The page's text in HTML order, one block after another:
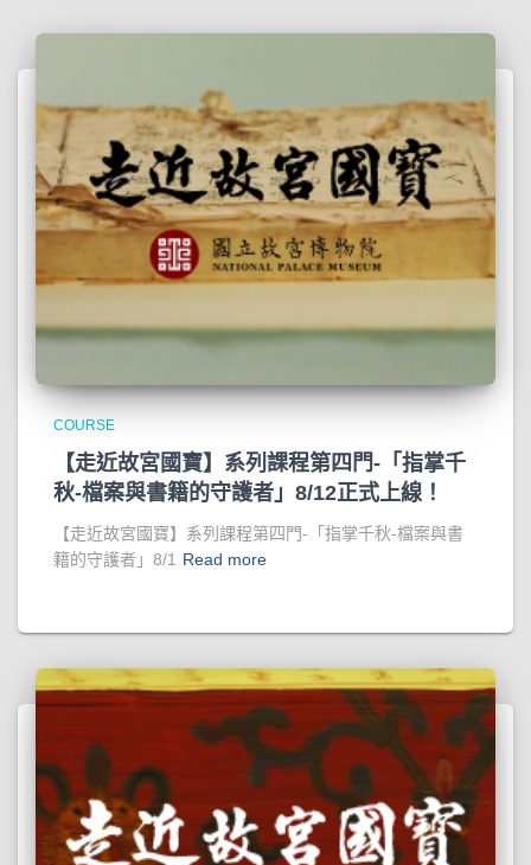
COURSE
【走近故宮國寶】系列課程第四門-「指掌千
秋-檔案與書籍的守護者」8/12正式上線！
【走近故宮國寶】系列課程第四門-「指掌千秋-檔案與書
籍的守護者」8/1 Read more